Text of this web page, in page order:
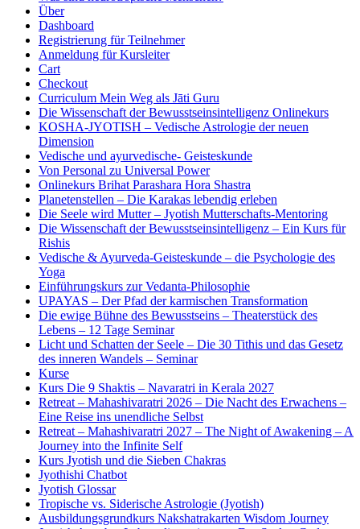
Über
Dashboard
Registrierung für Teilnehmer
Anmeldung für Kursleiter
Cart
Checkout
Curriculum Mein Weg als Jāti Guru
Die Wissenschaft der Bewusstseinsintelligenz Onlinekurs
KOSHA-JYOTISH – Vedische Astrologie der neuen
Dimension
Vedische und ayurvedische- Geisteskunde
Von Personal zu Universal Power
Onlinekurs Brihat Parashara Hora Shastra
Planetenstellen – Die Karakas lebendig erleben
Die Seele wird Mutter – Jyotish Mutterschafts-Mentoring
Die Wissenschaft der Bewusstseinsintelligenz – Ein Kurs für
Rishis
Vedische & Ayurveda-Geisteskunde – die Psychologie des
Yoga
Einführungskurs zur Vedanta-Philosophie
UPAYAS – Der Pfad der karmischen Transformation
Die ewige Bühne des Bewusstseins – Theaterstück des
Lebens – 12 Tage Seminar
Licht und Schatten der Seele – Die 30 Tithis und das Gesetz
des inneren Wandels – Seminar
Kurse
Kurs Die 9 Shaktis – Navaratri in Kerala 2027
Retreat – Mahashivaratri 2026 – Die Nacht des Erwachens –
Eine Reise ins unendliche Selbst
Retreat – Mahashivaratri 2027 – The Night of Awakening – A
Journey into the Infinite Self
Kurs Jyotish und die Sieben Chakras
Jyothishi Chatbot
Jyotish Glossar
Tropische vs. Siderische Astrologie (Jyotish)
Ausbildungsgrundkurs Nakshatrakarten Wisdom Journey